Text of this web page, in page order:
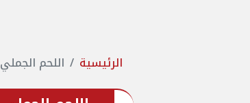
الرئيسية اللحم الجملي